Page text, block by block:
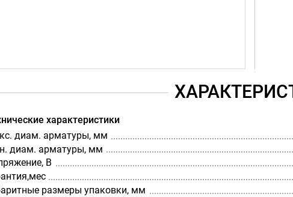
характеристики
диам. арматуры, мм
диам. арматуры, мм
В
размеры упаковки, мм